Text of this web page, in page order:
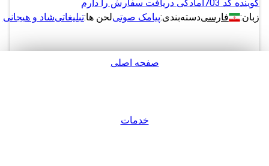
گوینده کد 703
آمادگی دریافت سفارش را دارم
زبان:
فارسیدسته‌بندی:پیامک صوتیلحن ها:تبلیغاتیشاد و هیجانی
صفحه اصلی
خدمات